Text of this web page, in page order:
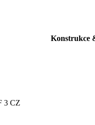
Konstrukce
3 CZ